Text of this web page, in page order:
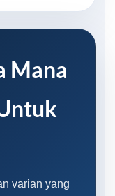
Mana
varian yang